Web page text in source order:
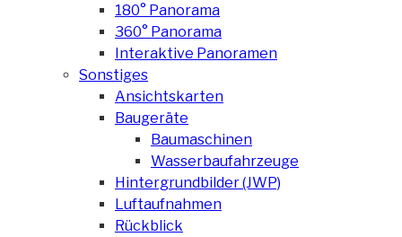
180° Panorama
360° Panorama
Interaktive Panoramen
Sonstiges
Ansichtskarten
Baugeräte
Baumaschinen
Wasserbaufahrzeuge
Hintergrundbilder (JWP)
Luftaufnahmen
Rückblick